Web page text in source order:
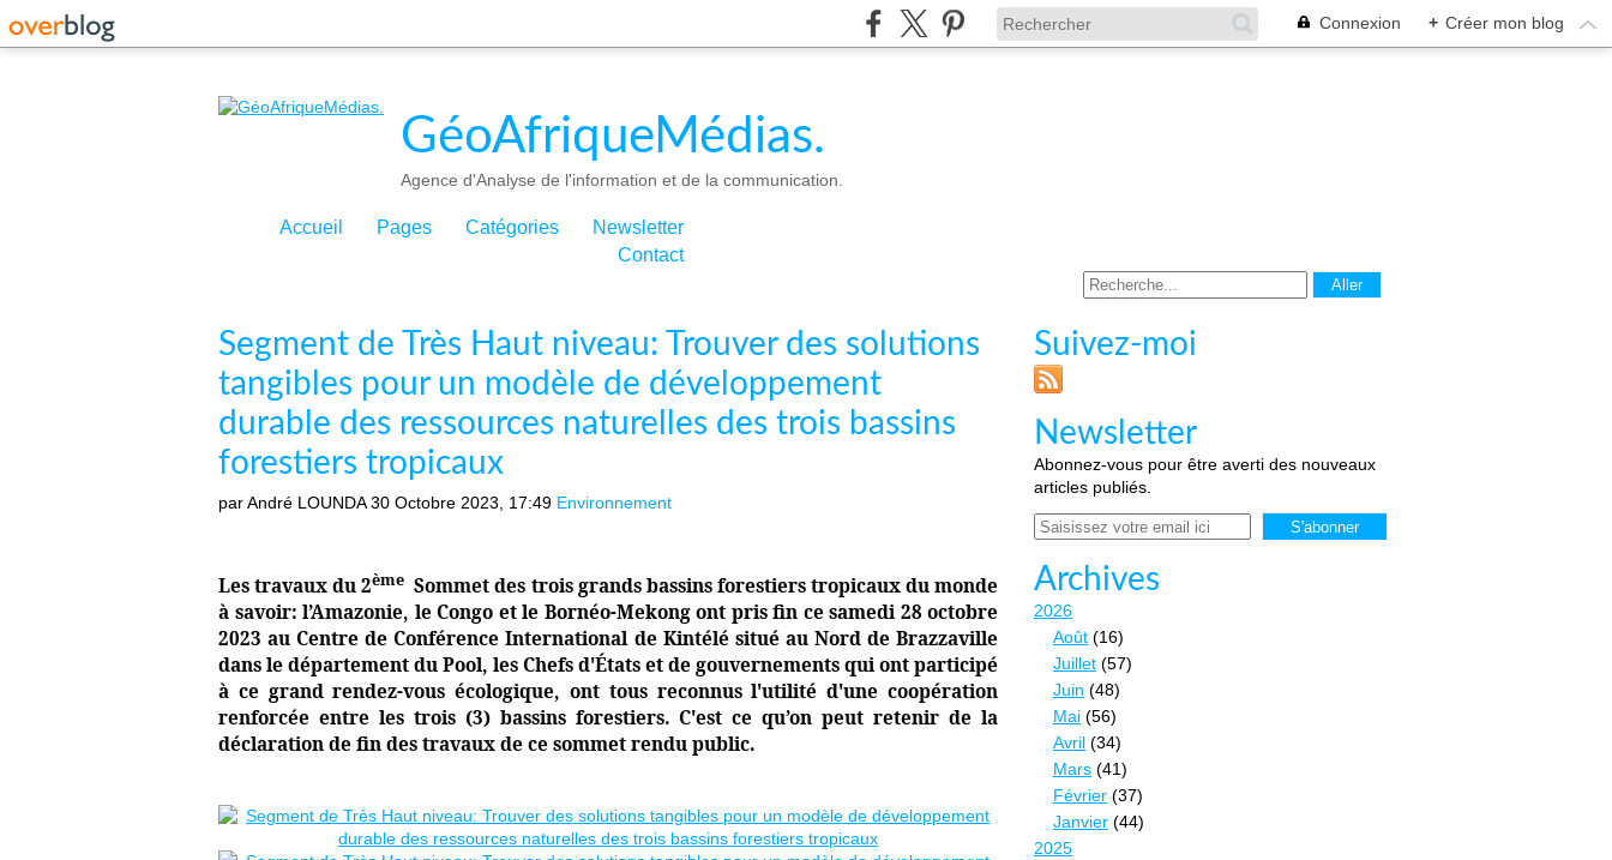
Connexion + Créer mon blog
GéoAfriqueMédias.
Agence d'Analyse de l'information et de la communication.
Accueil Pages Catégories
Newsletter
Contact
Segment de Très Haut niveau: Trouver des solutions
tangibles pour un modèle de développement
durable des ressources naturelles des trois bassins
forestiers tropicaux
par André LOUNDA 30 Octobre 2023, 17:49 Environnement
Les travaux du 2ème Sommet des trois grands bassins forestiers tropicaux du monde
à savoir: l’Amazonie, le Congo et le Bornéo-Mekong ont pris fin ce samedi 28 octobre
2023 au Centre de Conférence International de Kintélé situé au Nord de Brazzaville
dans le département du Pool, les Chefs d'États et de gouvernements qui ont participé
à ce grand rendez-vous écologique, ont tous reconnus l'utilité d'une coopération
renforcée entre les trois (3) bassins forestiers. C'est ce qu’on peut retenir de la
déclaration de fin des travaux de ce sommet rendu public.
Suivez-moi
Newsletter
Abonnez-vous pour être averti des nouveaux
articles publiés.
Email
Archives
2026
Août (16)
Juillet (57)
Juin (48)
Mai (56)
Avril (34)
Mars (41)
Février (37)
Janvier (44)
2025